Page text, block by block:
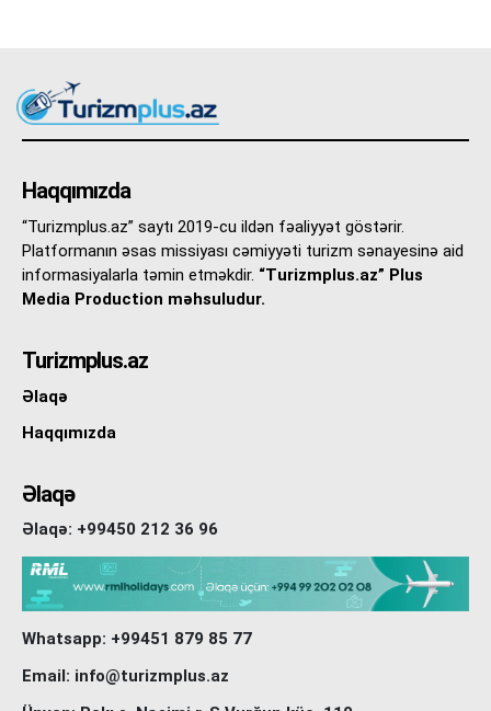
Haqqımızda
“Turizmplus.az” saytı 2019-cu ildən fəaliyyət göstərir.
Platformanın əsas missiyası cəmiyyəti turizm sənayesinə aid
informasiyalarla təmin etməkdir. “Turizmplus.az” Plus
Media Production məhsuludur.
Turizmplus.az
Əlaqə
Haqqımızda
Əlaqə
Əlaqə: +99450 212 36 96
Whatsapp: +99451 879 85 77
Email: info@turizmplus.az